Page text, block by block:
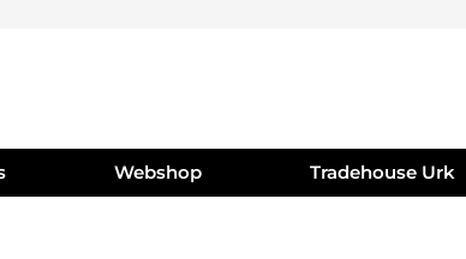
Webshop Tradehouse Urk